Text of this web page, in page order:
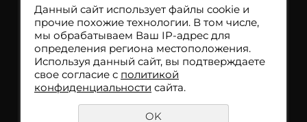
Заказать обратный звонок
Данный сайт использует файлы cookie и
прочие похожие технологии. В том числе,
мы обрабатываем Ваш IP-адрес для
определения региона местоположения.
Используя данный сайт, вы подтверждаете
свое согласие с политикой
конфиденциальности сайта.
OK